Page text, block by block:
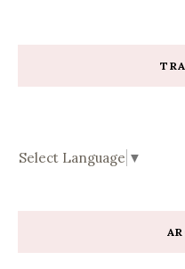
Select Language ▼